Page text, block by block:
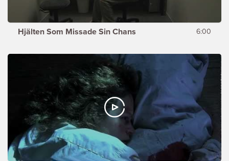
Hjälten Som Missade Sin Chans 6:00